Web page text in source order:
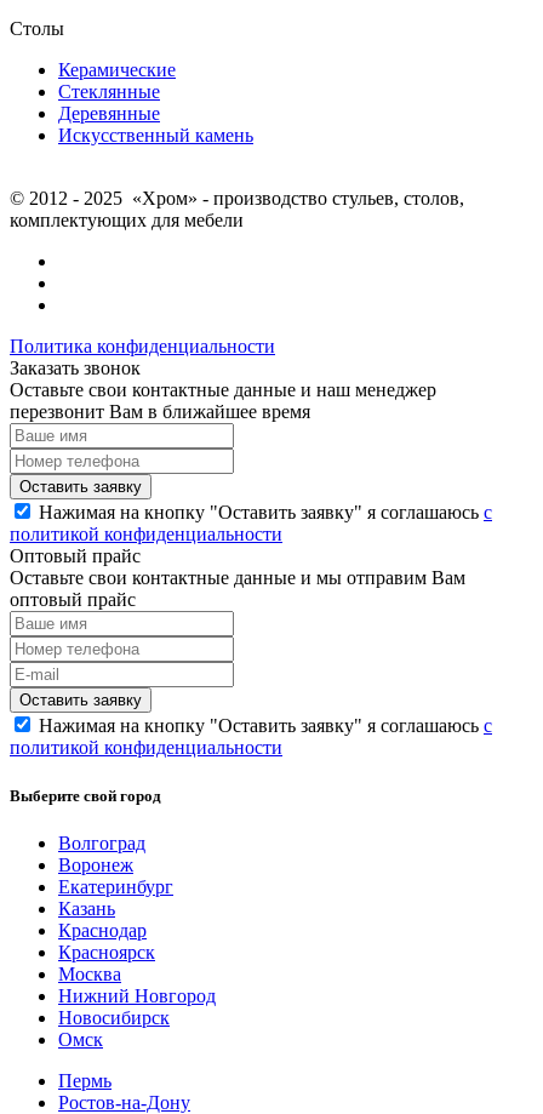
Столы
Керамические
Стеклянные
Деревянные
Искусственный камень
© 2012 - 2025 «Хром» - производство стульев, столов,
комплектующих для мебели
Политика конфиденциальности
Заказать звонок
Оставьте свои контактные данные и наш менеджер
перезвонит Вам в ближайшее время
Нажимая на кнопку "Оставить заявку" я соглашаюсь с
политикой конфиденциальности
Оптовый прайс
Оставьте свои контактные данные и мы отправим Вам
оптовый прайс
Нажимая на кнопку "Оставить заявку" я соглашаюсь с
политикой конфиденциальности
Выберите свой город
Волгоград
Воронеж
Екатеринбург
Казань
Краснодар
Красноярск
Москва
Нижний Новгород
Новосибирск
Омск
Пермь
Ростов-на-Дону